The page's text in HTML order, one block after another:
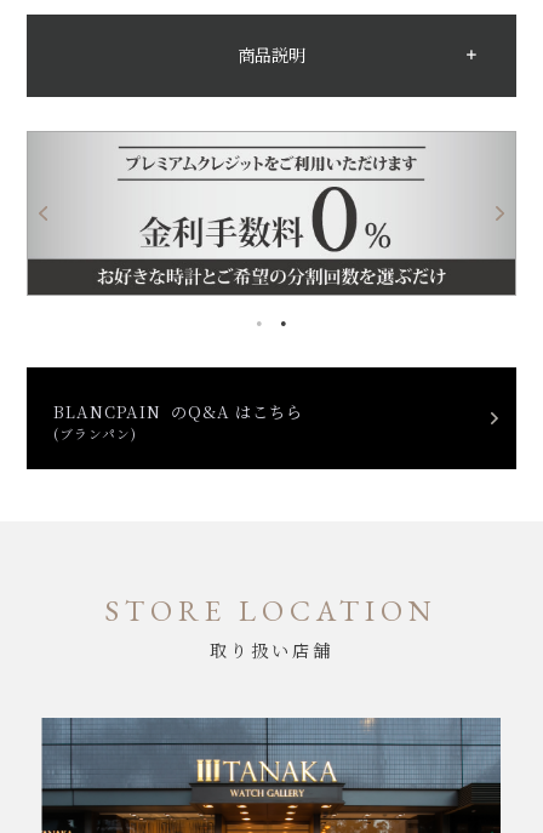
商品説明
BLANCPAIN のQ&A はこちら
(ブランパン)
STORE LOCATION
取り扱い店舗